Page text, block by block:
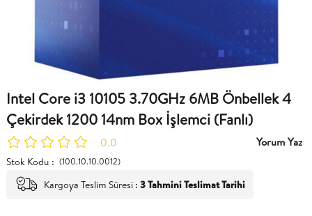
Intel Core i3 10105 3.70GHz 6MB Önbellek 4
Çekirdek 1200 14nm Box İşlemci (Fanlı)
0.0 Yorum Yaz
Stok Kodu (100.10.10.0012)
Kargoya Teslim Süresi : 3 Tahmini Teslimat Tarihi